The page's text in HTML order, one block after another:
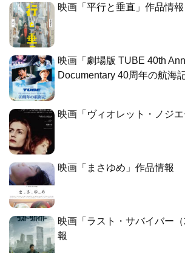
映画「平行と垂直」作品情報
映画「劇場版 TUBE 40th
Documentary 40周年の航海
映画「ヴィオレット・ノジ
映画「まさゆめ」作品情報
映画「ラスト・サバイバー
報